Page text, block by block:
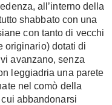
all’interno della
shabbato con una
con tanto di vecchi
originario) dotati di
avanzano, senza
leggiadria una parete
nel comò della
abbandonarsi